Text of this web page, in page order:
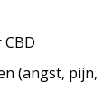
(angst, pijn,